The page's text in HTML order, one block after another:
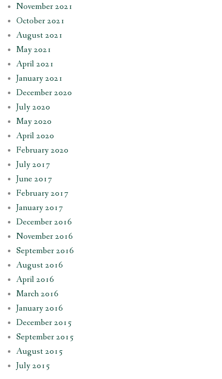
November 2021
October 2021
August 2021
May 2021
April 2021
January 2021
December 2020
July 2020
May 2020
April 2020
February 2020
July 2017
June 2017
February 2017
January 2017
December 2016
November 2016
September 2016
August 2016
April 2016
March 2016
January 2016
December 2015
September 2015
August 2015
July 2015